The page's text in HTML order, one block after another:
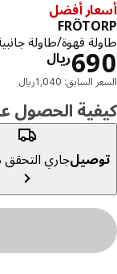
أفضل
طاولة جانبية، طقم من 2, فحمي شكل
ريالالسعر
‭1,040‬ريال
الحصول
جاري التحقق من